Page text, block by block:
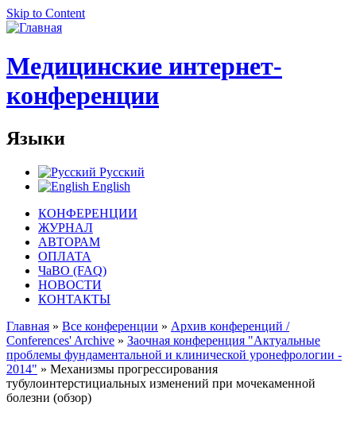
Skip to Content
Медицинские интернет-
конференции
Языки
Русский
English
КОНФЕРЕНЦИИ
ЖУРНАЛ
АВТОРАМ
ОПЛАТА
ЧаВО (FAQ)
НОВОСТИ
КОНТАКТЫ
Главная » Все конференции » Архив конференций /
Conferences' Archive » Заочная конференция "Актуальные
проблемы фундаментальной и клинической уронефрологии -
2014" » Механизмы прогрессирования
тубулоинтерстициальных изменений при мочекаменной
болезни (обзор)